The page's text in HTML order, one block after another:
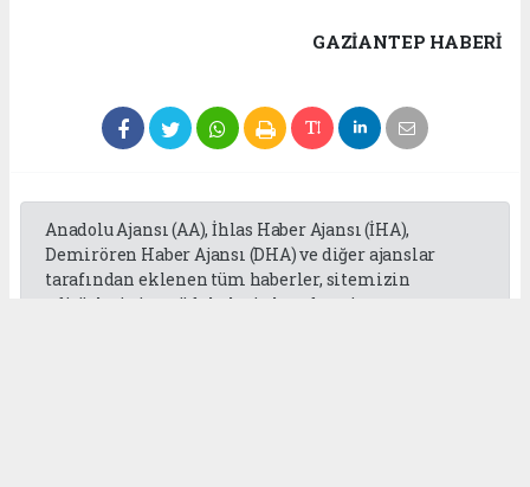
GAZIANTEP HABERİ
Anadolu Ajansı (AA), İhlas Haber Ajansı (İHA),
Demirören Haber Ajansı (DHA) ve diğer ajanslar
tarafından eklenen tüm haberler, sitemizin
editörlerinin müdahalesi olmadan ajans